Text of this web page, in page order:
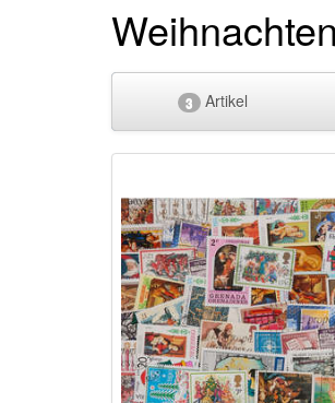
3 Artikel